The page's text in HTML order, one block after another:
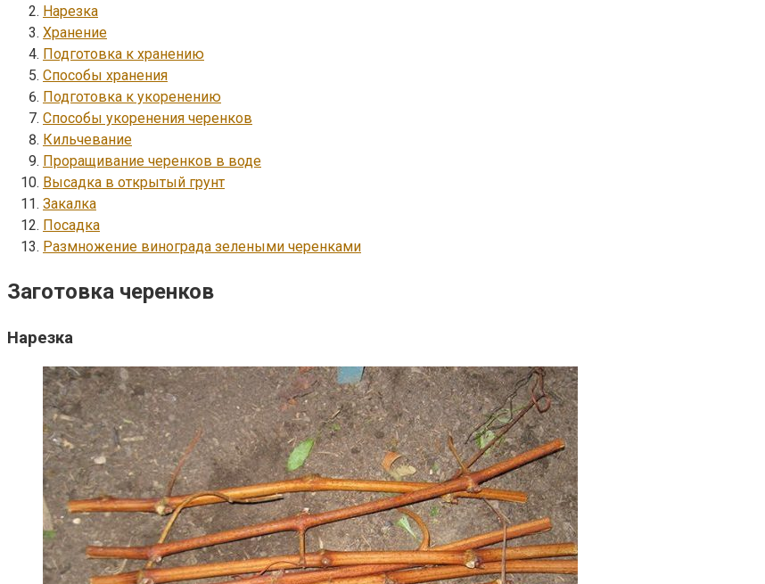
Нарезка
Хранение
Подготовка к хранению
Способы хранения
Подготовка к укоренению
Способы укоренения черенков
Кильчевание
Проращивание черенков в воде
Высадка в открытый грунт
Закалка
Посадка
Размножение винограда зелеными черенками
Заготовка черенков
Нарезка